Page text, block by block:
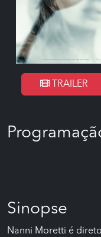
TRAILER
Sinopse
Nanni Moretti é